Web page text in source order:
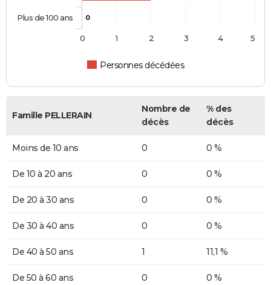
0
Personnes décédées
Plus de 100 ans
0 1 2 3 4 5
Famille PELLERAIN
Nombre de
décès
% des
décès
Moins de 10 ans 0 0 %
De 10 à 20 ans 0 0 %
De 20 à 30 ans 0 0 %
De 30 à 40 ans 0 0 %
De 40 à 50 ans 1 11,1 %
De 50 à 60 ans 0 0 %